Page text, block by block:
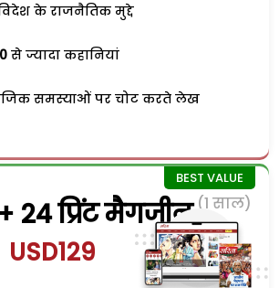
के राजनैतिक मुद्दे
से ज्यादा कहानियां
समस्याओं पर चोट करते लेख
24 प्रिंट मैगजीन (1 साल)
USD129